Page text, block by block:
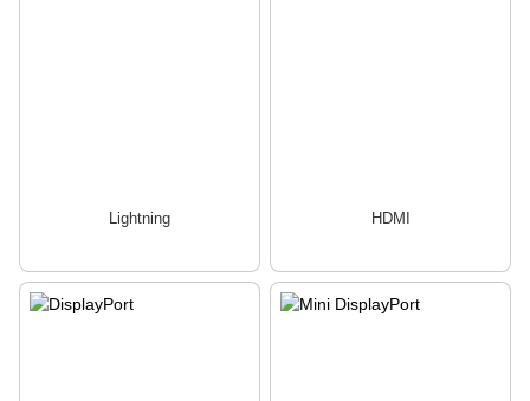
Lightning HDMI